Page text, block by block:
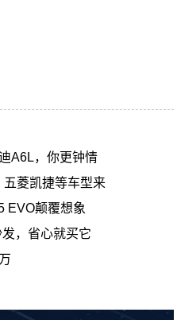
A6L，你更钟情
菱凯捷等车型来
EVO颠覆想象
，省心就买它